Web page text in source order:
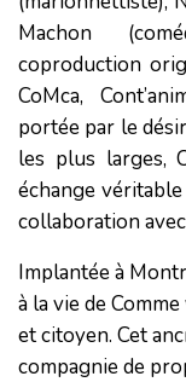
Machon
coproduction
CoMca,
portée par le
les plus larges,
échange
collaboration
Implantée à
à la vie de
et citoyen. Cet
compagnie de